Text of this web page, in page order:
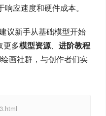
应速度和硬件成本。
议新手从基础模型开始
更多模型资源、 进阶教程
画社群，与创作者们实